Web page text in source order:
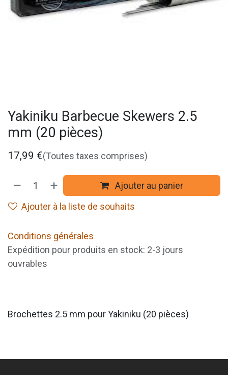
Yakiniku Barbecue Skewers 2.5
mm (20 pièces)
17,99 €(Toutes taxes comprises)
Ajouter au panier
Ajouter à la liste de souhaits
Conditions générales
Expédition pour produits en stock: 2-3 jours
ouvrables
Brochettes 2.5 mm pour Yakiniku (20 pièces)